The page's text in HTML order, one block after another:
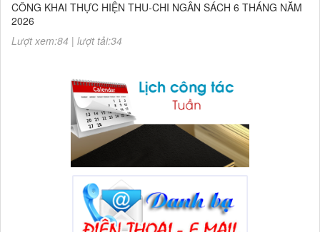
CÔNG KHAI THỰC HIỆN THU-CHI NGÂN SÁCH 6 THÁNG NĂM
2026
Lượt xem:84 | lượt tải:34
CÔNG KHAI THỰC HIỆN THU-CHI NGÂN SÁCH 6 THÁNG NĂM
Lượt xem:84 | lượt tải:34